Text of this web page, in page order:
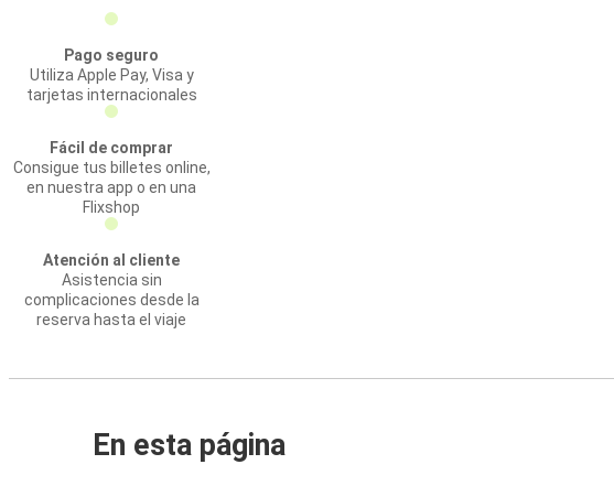
Pago seguro
Utiliza Apple Pay, Visa y
tarjetas internacionales
Fácil de comprar
Consigue tus billetes online,
en nuestra app o en una
Flixshop
Atención al cliente
Asistencia sin
complicaciones desde la
reserva hasta el viaje
En esta página